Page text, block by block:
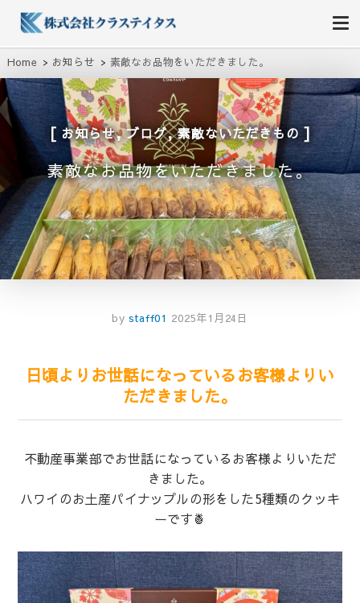
株式会社クラステイタス
地域のコミュニティーを大切にする企業
Home お知らせ 素敵なお品物をいただきました。
お知らせ,ブログ,素敵ないただきもの
素敵なお品物をいただきました。
by staff01 2025年1月24日
日頃よりお世話になっているお客様よりい
ただきました。
不動産事業部でお世話になっているお客様よりいただ
きました。
ハワイのお土産パイナップルの形をした5種類のクッキ
ーです🍍